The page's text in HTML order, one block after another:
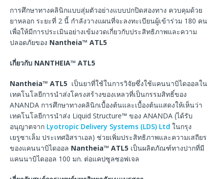
การศึกษาทางคลินิกแบบสุ่มตัวอย่างแบบปกปิดสองทาง ควบคุมด้วย
ยาหลอก ระยะที่ 2 นี้ กำลังวางแผนที่จะลงทะเบียนผู้เข้าร่วม 180 คน
เพื่อให้มีการประเมินอย่างเข้มงวดเกี่ยวกับประสิทธิภาพและความ
ปลอดภัยของ Nantheia™ ATL5
เกี่ยวกับ NANTHEIA™ ATL5
Nantheia™ ATL5 เป็นยาที่ใช้ในการวิจัยซึ่งใช้แคนนาบิไดออลใน
เทคโนโลยีการนำส่งโครงสร้างของเหลวที่เป็นกรรมสิทธิ์ของ
ANANDA การศึกษาทางคลินิกเบื้องต้นและเบื้องต้นแสดงให้เห็นว่า
เทคโนโลยีการนำส่ง Liquid Structure™ ของ ANANDA (ได้รับ
อนุญาตจาก Lyotropic Delivery Systems (LDS) Ltd ในกรุง
เยรูซาเล็ม ประเทศอิสราเอล) ช่วยเพิ่มประสิทธิภาพและความเสถียร
ของแคนนาบิไดออล Nantheia™ ATL5 เป็นผลิตภัณฑ์ทางปากที่มี
แคนนาบิไดออล 100 มก. ต่อแคปซูลซอฟเจล